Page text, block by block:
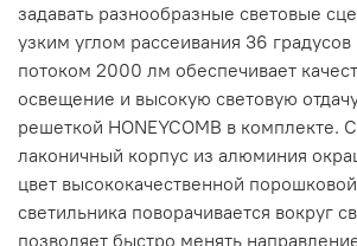
задавать разнообразные световые
узким углом рассеивания 36
потоком 2000 лм обеспечивает
освещение и высокую световую
решеткой HONEYCOMB в комплекте.
лаконичный корпус из алюминия
цвет высококачественной
светильника поворачивается вокруг
позволяет быстро менять